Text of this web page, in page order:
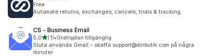
Free
Automate returns, exchanges, cancels, trials & tracking
CS ‑ Business Email
5,0av 5 stjärnor
(1)
1 recensioner totalt
•Gratisplan tillgänglig
Sluta använda Gmail – skaffa support@dinbutik.com på några
minuter